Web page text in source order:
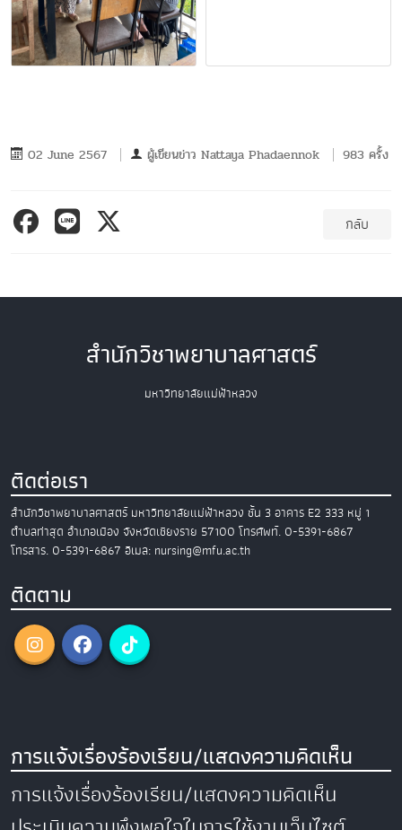
02 June 2567 ผู้เขียนข่าว Nattaya Phadaennok 983 ครั้ง
กลับ
สำนักวิชาพยาบาลศาสตร์
มหาวิทยาลัยแม่ฟ้าหลวง
ติดต่อเรา
สำนักวิชาพยาบาลศาสตร์ มหาวิทยาลัยแม่ฟ้าหลวง ชั้น 3 อาคาร E2 333 หมู่ 1
ตำบลท่าสุด อำเภอเมือง จังหวัดเชียงราย 57100 โทรศัพท์. 0-5391-6867
โทรสาร. 0-5391-6867 อีเมล: nursing@mfu.ac.th
ติดตาม
การแจ้งเรื่องร้องเรียน/แสดงความคิดเห็น
การแจ้งเรื่องร้องเรียน/แสดงความคิดเห็น